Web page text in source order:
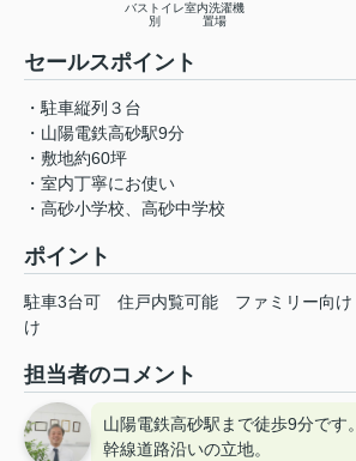
バストイレ
別
室内洗濯機
置場
セールスポイント
・駐車縦列３台
・山陽電鉄高砂駅9分
・敷地約60坪
・室内丁寧にお使い
・高砂小学校、高砂中学校
ポイント
駐車3台可 住戸内覧可能 ファミリー向け
け
担当者のコメント
山陽電鉄高砂駅まで徒歩9分です。
幹線道路沿いの立地。